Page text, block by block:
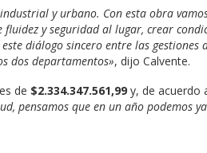
y urbano. Con esta obra
fluidez y seguridad al lugar, crear
diálogo sincero entre las gestiones
dos departamentos», dijo Calvente.
de $2.334.347.561,99 y, de acuerdo
pensamos que en un año podemos